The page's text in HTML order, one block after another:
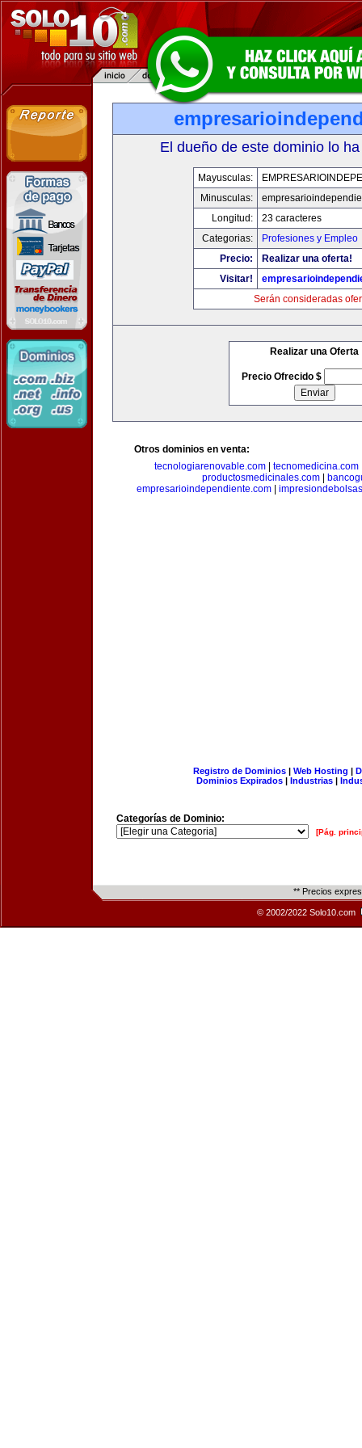
El dueño de este dominio lo
Mayusculas:
Minusculas:
Longitud:
23 caracteres
Categorias:
Profesiones y Empleo
Precio:
Realizar una oferta!
Visitar!
Serán consideradas
Realizar una Oferta
Precio Ofrecido $
Otros dominios en venta:
tecnologiarenovable.com
tecnomedicina.com
productosmedicinales.com|
empresarioindependiente.com
Registro de Dominios| Web Hosting |
Dominios Expirados | Industrias |
Categorías de Dominio:
[Pág.
** Precios
© 2002/2022 Solo10.com